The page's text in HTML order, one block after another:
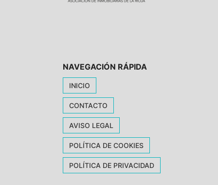
NAVEGACIÓN RÁPIDA
INICIO
CONTACTO
AVISO LEGAL
POLÍTICA DE COOKIES
POLÍTICA DE PRIVACIDAD